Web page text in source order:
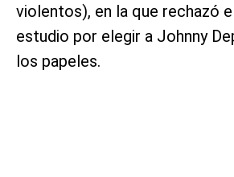
violentos), en la que rechazó
estudio por elegir a Johnny
los papeles.